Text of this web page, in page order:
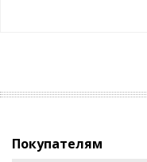
Покупателям